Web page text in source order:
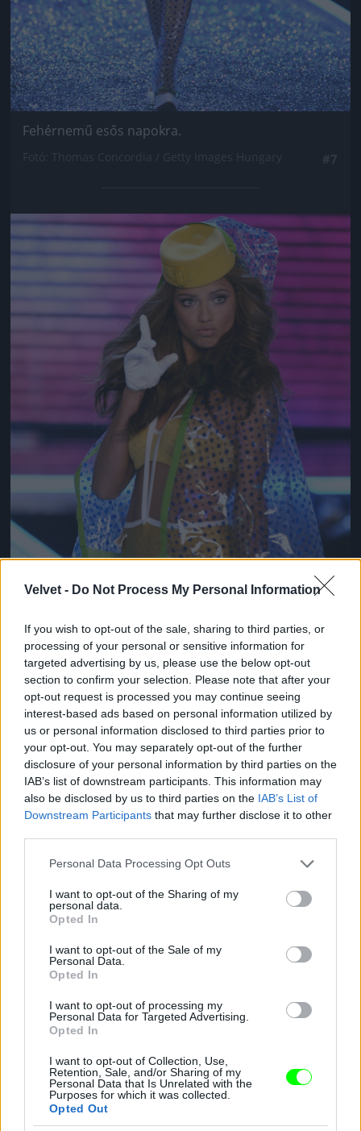
Velvet - Do Not Process My Personal Information
If you wish to opt-out of the sale, sharing to third parties, or
processing of your personal or sensitive information for
targeted advertising by us, please use the below opt-out
section to confirm your selection. Please note that after your
opt-out request is processed you may continue seeing
interest-based ads based on personal information utilized by
us or personal information disclosed to third parties prior to
your opt-out. You may separately opt-out of the further
disclosure of your personal information by third parties on the
IAB’s list of downstream participants. This information may
also be disclosed by us to third parties on the IAB’s List of
Downstream Participants that may further disclose it to other
Please note that this website/app uses one or more Google
not limited to your visit or usage behaviour. You may click to
grant or deny consent to Google and its third-party tags to
use your data for below specified purposes in below Google
consent section.
Personal Data Processing Opt Outs
I want to opt-out of the Sharing of my
personal data.
Opted In
I want to opt-out of the Sale of my
Personal Data.
Opted In
I want to opt-out of processing my
Personal Data for Targeted Advertising.
Opted In
I want to opt-out of Collection, Use,
Retention, Sale, and/or Sharing of my
Personal Data that Is Unrelated with the
Purposes for which it was collected.
Opted Out
Fehérnemű esős napokra.
Jön még kép!
Borzasztóan emlékeztet itt Miranda Kerre, nem?
Fotó: Arun Nevader / Getty Images Hungary #8
Jön még kép!